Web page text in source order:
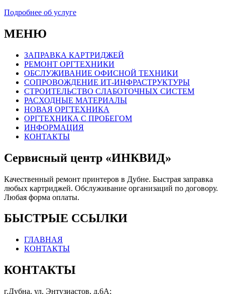
Подробнее об услуге
МЕНЮ
ЗАПРАВКА КАРТРИДЖЕЙ
РЕМОНТ ОРГТЕХНИКИ
ОБСЛУЖИВАНИЕ ОФИСНОЙ ТЕХНИКИ
СОПРОВОЖДЕНИЕ ИТ-ИНФРАСТРУКТУРЫ
СТРОИТЕЛЬСТВО СЛАБОТОЧНЫХ СИСТЕМ
РАСХОДНЫЕ МАТЕРИАЛЫ
НОВАЯ ОРГТЕХНИКА
ОРГТЕХНИКА С ПРОБЕГОМ
ИНФОРМАЦИЯ
КОНТАКТЫ
Сервисный центр «ИНКВИД»
Качественный ремонт принтеров в Дубне. Быстрая заправка
любых картриджей. Обслуживание организаций по договору.
Любая форма оплаты.
БЫСТРЫЕ ССЫЛКИ
ГЛАВНАЯ
КОНТАКТЫ
КОНТАКТЫ
г.Дубна, ул. Энтузиастов, д.6А;